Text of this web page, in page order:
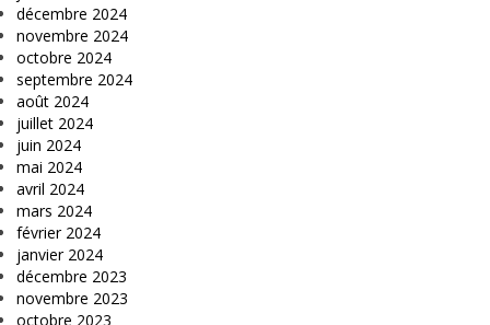
décembre 2024
novembre 2024
octobre 2024
septembre 2024
août 2024
juillet 2024
juin 2024
mai 2024
avril 2024
mars 2024
février 2024
janvier 2024
décembre 2023
novembre 2023
octobre 2023